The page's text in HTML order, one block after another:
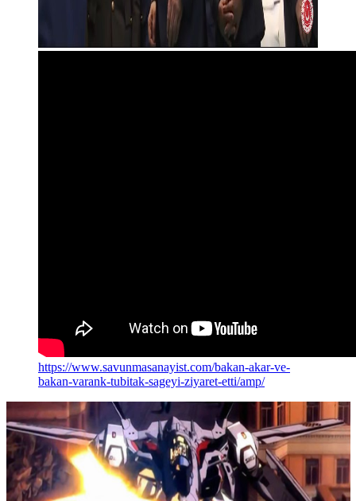
https://www.savunmasanayist.com/bakan-akar-ve-
bakan-varank-tubitak-sageyi-ziyaret-etti/amp/